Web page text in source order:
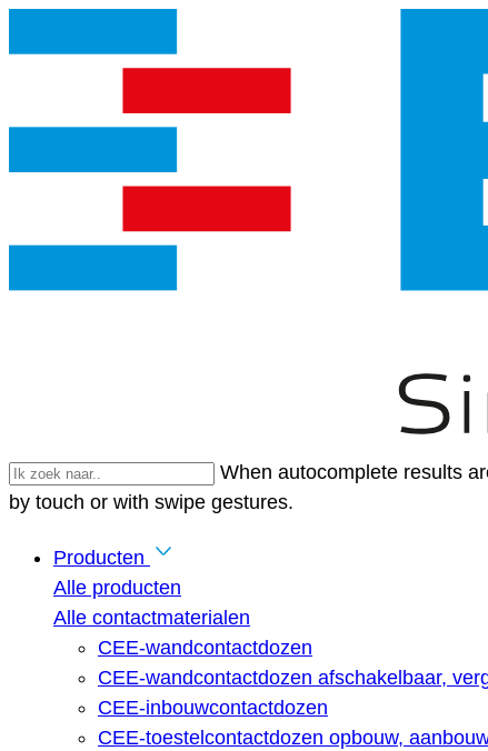
When autocomplete results
by touch or with swipe gestures.
Producten
Alle producten
Alle contactmaterialen
CEE-wandcontactdozen
CEE-wandcontactdozen afschakelbaar,
CEE-inbouwcontactdozen
CEE-toestelcontactdozen opbouw,